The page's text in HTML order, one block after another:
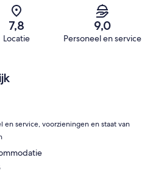
7,8
Locatie
9,0
Personeel en service
service, voorzieningen en staat van